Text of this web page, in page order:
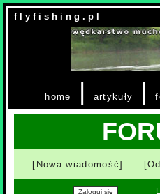
f l y f i s h i n g . p l
home | artykuły |
[Nowa wiadomość]